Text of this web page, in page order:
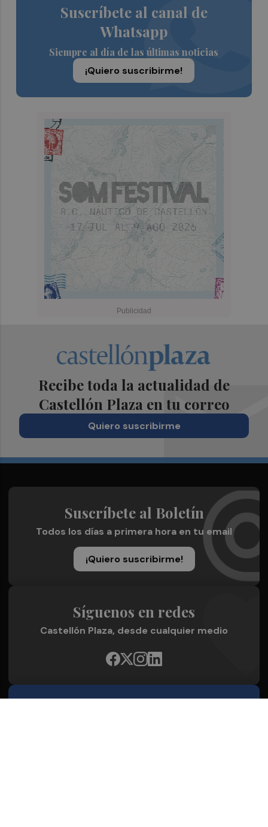
Suscríbete al canal de
Whatsapp
Siempre al día de las últimas noticias
¡Quiero suscribirme!
Recibe toda la actualidad de
Castellón Plaza en tu correo
Quiero suscribirme
Suscríbete al Boletín
Todos los días a primera hora en tu email
¡Quiero suscribirme!
Síguenos en redes
Castellón Plaza, desde cualquier medio